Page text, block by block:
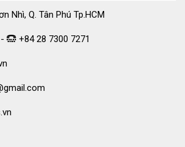
Nhì, Q. Tân Phú Tp.HCM
+84 28 7300 7271